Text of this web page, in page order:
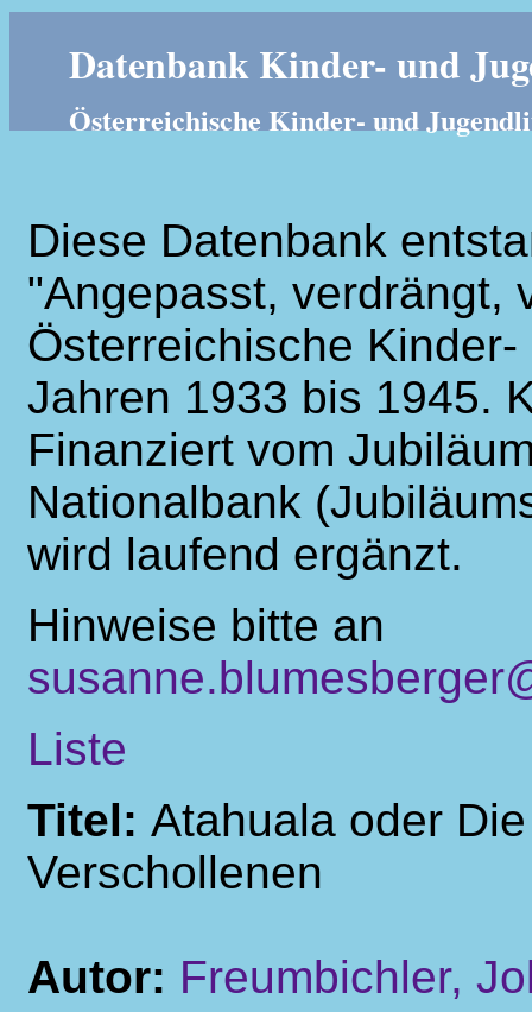
Datenbank Kinder- und
Österreichische Kinder- und
Diese Datenbank
"Angepasst, verdrängt,
Österreichische
Jahren 1933 bis 1945.
Finanziert vom
Nationalbank
wird laufend ergänzt.
Hinweise bitte an
Liste
Titel: Atahuala oder
Verschollenen
Autor: Freumbichler,